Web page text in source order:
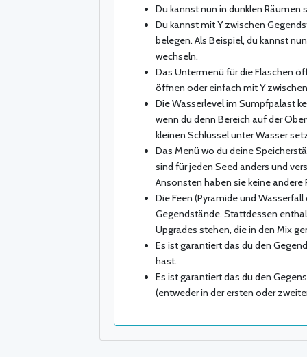
Du kannst nun in dunklen
Du kannst mit Y zwischen
belegen. Als Beispiel, du kannst
wechseln.
Das Untermenü für die Flaschen
öffnen oder einfach mit Y
Die Wasserlevel im Sumpfpalast
wenn du denn Bereich auf der
kleinen Schlüssel unter Wasser
Das Menü wo du deine
sind für jeden Seed anders und
Ansonsten haben sie keine andere
Die Feen (Pyramide und
Gegendstände. Stattdessen
Upgrades stehen, die in den Mix
Es ist garantiert das du den
hast.
Es ist garantiert das du den
(entweder in der ersten oder